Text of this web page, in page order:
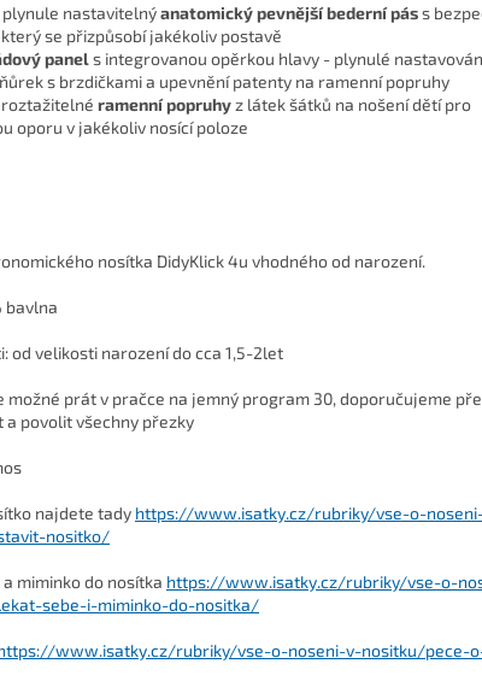
nastavitelnýanatomický pevnější bederní páss
se přizpůsobí jakékoliv postavě
panels integrovanou opěrkou hlavy - plynulé
s brzdičkami a upevnění patenty na ramenní popruhy
ramenní popruhyz látek šátků na nošení dětí pro
oporu v jakékoliv nosící poloze
bavlna
od velikosti narození do cca 1,5-2let
možné prát v pračce na jemný program 30, doporučujeme
a povolit všechny přezky
najdete tady https://www.isatky.cz/rubriky/vse-o-
nositko/
miminko do nosítka https://www.isatky.cz/rubriky/vse-o-
sebe-i-miminko-do-nositka/
www.isatky.cz/rubriky/vse-o-noseni-v-nositku/pece-